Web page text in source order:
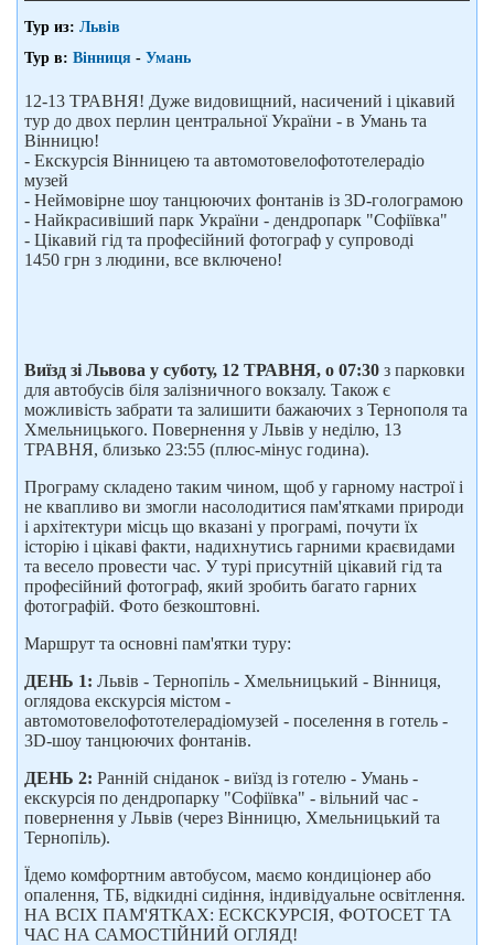
Тур из: Львів
Тур в: Вінниця - Умань
12-13 ТРАВНЯ! Дуже видовищний, насичений і цікавий
тур до двох перлин центральної України - в Умань та
Вінницю!
- Екскурсія Вінницею та автомотовелофототелерадіо
музей
- Неймовірне шоу танцюючих фонтанів із 3D-голограмою
- Найкрасивіший парк України - дендропарк "Софіївка"
- Цікавий гід та професійний фотограф у супроводі
1450 грн з людини, все включено!
Виїзд зі Львова у суботу, 12 ТРАВНЯ, о 07:30 з парковки
для автобусів біля залізничного вокзалу. Також є
можливість забрати та залишити бажаючих з Тернополя та
Хмельницького. Повернення у Львів у неділю, 13
ТРАВНЯ, близько 23:55 (плюс-мінус година).
Програму складено таким чином, щоб у гарному настрої і
не квапливо ви змогли насолодитися пам'ятками природи
і архітектури місць що вказані у програмі, почути їх
історію і цікаві факти, надихнутись гарними краєвидами
та весело провести час. У турі присутній цікавий гід та
професійний фотограф, який зробить багато гарних
фотографій. Фото безкоштовні.
Маршрут та основні пам'ятки туру:
ДЕНЬ 1: Львів - Тернопіль - Хмельницький - Вінниця,
оглядова екскурсія містом -
автомотовелофототелерадіомузей - поселення в готель -
3D-шоу танцюючих фонтанів.
ДЕНЬ 2: Ранній сніданок - виїзд із готелю - Умань -
екскурсія по дендропарку "Софіївка" - вільний час -
повернення у Львів (через Вінницю, Хмельницький та
Тернопіль).
Їдемо комфортним автобусом, маємо кондиціонер або
опалення, ТБ, відкидні сидіння, індивідуальне освітлення.
НА ВСІХ ПАМ'ЯТКАХ: ЕСКСКУРСІЯ, ФОТОСЕТ ТА
ЧАС НА САМОСТІЙНИЙ ОГЛЯД!